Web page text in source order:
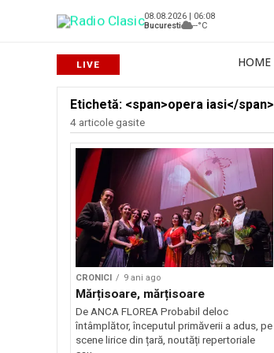
08.08.2026 | 06:08
Bucuresti
--°C
HOME
Etichetă: <span>opera iasi</span>
4 articole gasite
CRONICI 9 ani ago
Mărțisoare, mărțisoare
De ANCA FLOREA Probabil deloc
întâmplător, începutul primăverii a adus, pe
scene lirice din țară, noutăți repertoriale